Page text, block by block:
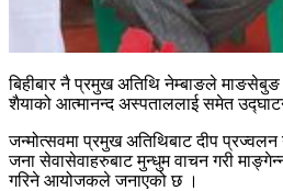
बिहीबार नै प्रमुख अतिथि नेम्बाङले माङसेबुङ
शैयाको आत्मानन्द अस्पताललाई समेत
जन्मोत्सवमा प्रमुख अतिथिबाट दीप
जना सेवासेवाहरुबाट मुन्धुम वाचन गरी
गरिने आयोजकले जनाएको छ ।